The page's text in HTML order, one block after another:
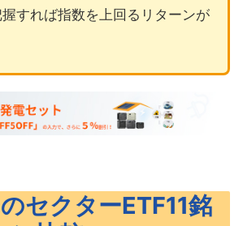
握すれば指数を上回るリターンが
セクターETF11銘